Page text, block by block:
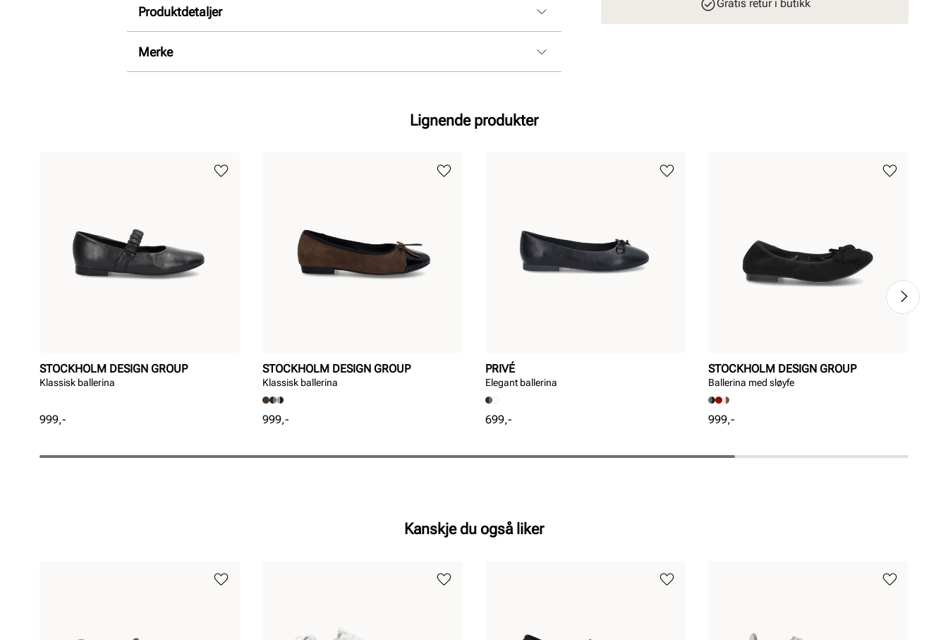
Produktdetaljer
Overdel:
Merke
Gratis retur i butikk
Lignende produkter
STOCKHOLM DESIGN GROUP
Klassisk ballerina
Pris
999,-
STOCKHOLM DESIGN GROUP
Klassisk ballerina
Pris
999,-
PRIVÉ
Elegant ballerina
Pris
699,-
STOCKHOLM DESIGN GROUP
Ballerina med sløyfe
Pris
999,-
Kanskje du også liker